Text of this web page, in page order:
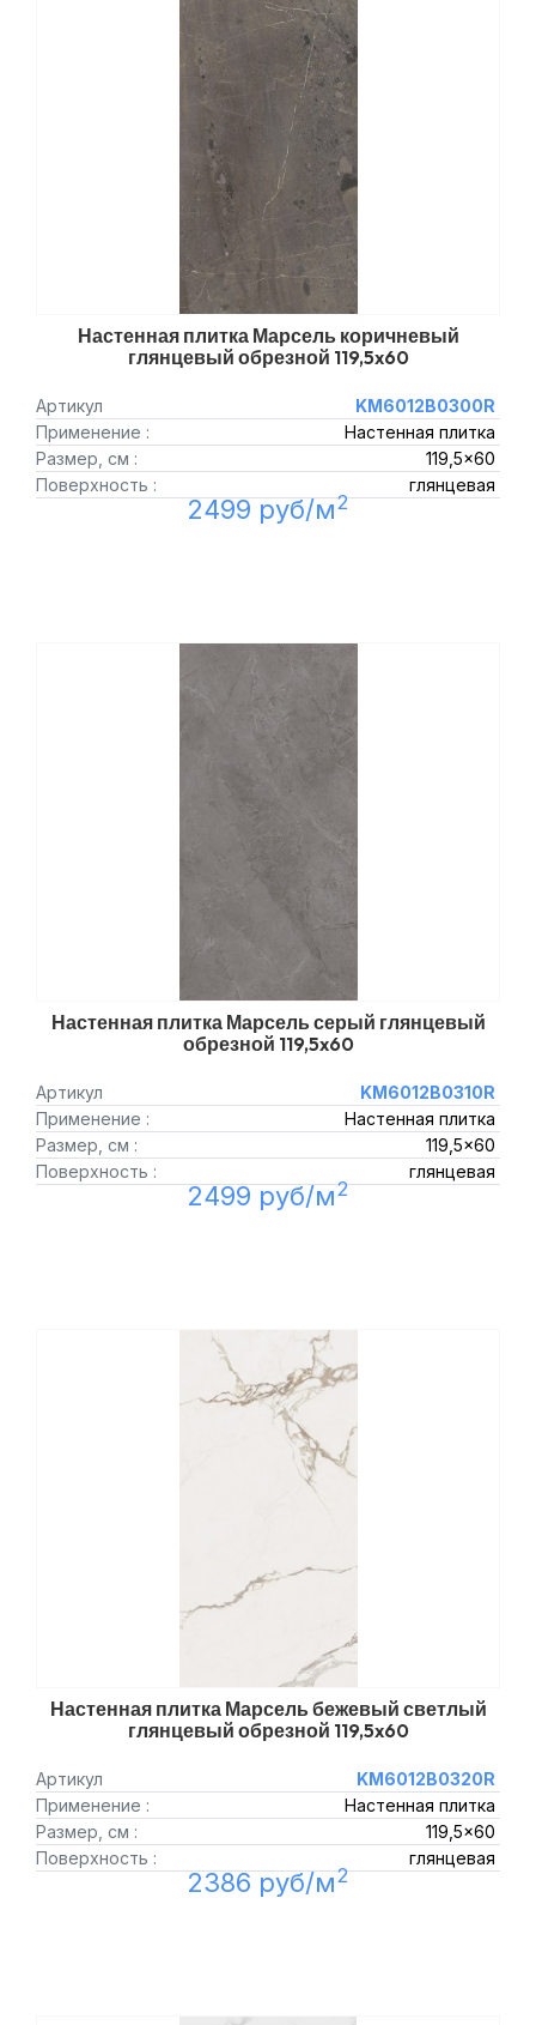
Настенная плитка Марсель коричневый
глянцевый обрезной 119,5x60
Артикул
KM6012B0300R
Применение :
Настенная плитка
Размер, см :
119,5x60
Поверхность :
глянцевая
2499 руб/м2
Настенная плитка Марсель серый глянцевый
обрезной 119,5x60
Артикул
KM6012B0310R
Применение :
Настенная плитка
Размер, см :
119,5x60
Поверхность :
глянцевая
2499 руб/м2
Настенная плитка Марсель бежевый светлый
глянцевый обрезной 119,5x60
Артикул
KM6012B0320R
Применение :
Настенная плитка
Размер, см :
119,5x60
Поверхность :
глянцевая
2386 руб/м2